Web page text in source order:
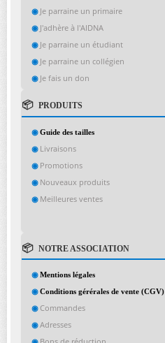
Je parraine un primaire
J'adhère à l'AIDNA
Je parraine un étudiant
Je parraine un collégien
Je fais un don
PRODUITS
Guide des tailles
Livraisons
Promotions
Nouveaux produits
Meilleures ventes
NOTRE ASSOCIATION
Mentions légales
Conditions gérérales de vente (CGV)
Commandes
Adresses